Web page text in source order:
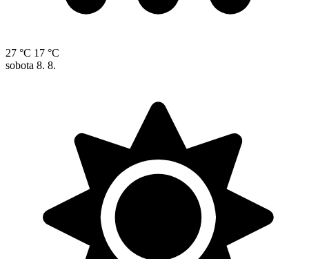
27 °C 17 °C
sobota 8. 8.